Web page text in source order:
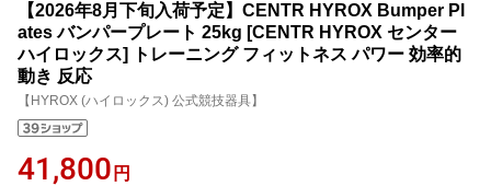
【2026年8月下旬入荷予定】CENTR HYROX Bumper Pl
ates バンパープレート 25kg [CENTR HYROX センター
ハイロックス] トレーニング フィットネス パワー 効率的
動き 反応
【HYROX (ハイロックス) 公式競技器具】
41,800 円